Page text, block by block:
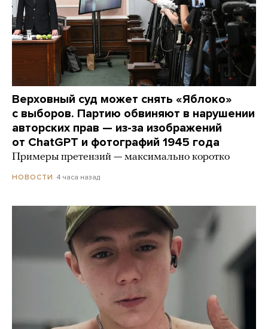
Верховный суд может снять «Яблоко»
с выборов. Партию обвиняют в нарушении
авторских прав — из-за изображений
от ChatGPT и фотографий 1945 года
Примеры претензий — максимально коротко
НОВОСТИ 4 часа назад